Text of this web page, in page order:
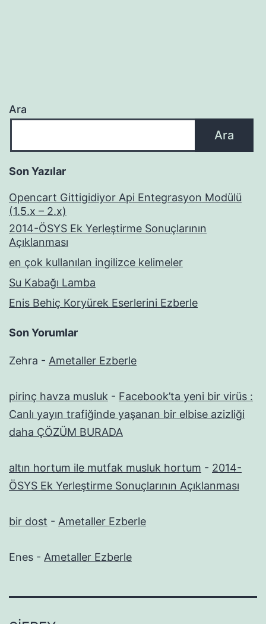
Ara
Ara
Son Yazılar
Opencart Gittigidiyor Api Entegrasyon Modülü
(1.5.x – 2.x)
2014-ÖSYS Ek Yerleştirme Sonuçlarının
Açıklanması
en çok kullanılan ingilizce kelimeler
Su Kabağı Lamba
Enis Behiç Koryürek Eserlerini Ezberle
Son Yorumlar
Zehra - Ametaller Ezberle
pirinç havza musluk - Facebook’ta yeni bir virüs :
Canlı yayın trafiğinde yaşanan bir elbise azizliği
daha ÇÖZÜM BURADA
altın hortum ile mutfak musluk hortum - 2014-
ÖSYS Ek Yerleştirme Sonuçlarının Açıklanması
bir dost - Ametaller Ezberle
Enes - Ametaller Ezberle